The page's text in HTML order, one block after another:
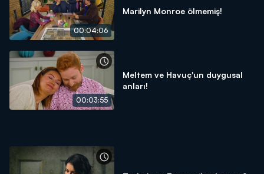
00:04:06
Marilyn Monroe ölmemiş!
00:03:55
Meltem ve Havuç'un duygusal
anları!